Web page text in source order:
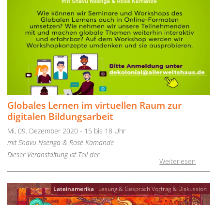
Globales Lernen im virtuellen Raum zur
digitalen Bildungsarbeit
Mi, 09. Dezember 2020 - 15 bis 18 Uhr
mit Shavu Nsenga & Rose Kamande
Dieser Veranstaltung ist Teil der
Weiterlesen
Lateinamerika Lesung & Gespräch Vortrag & Diskussion